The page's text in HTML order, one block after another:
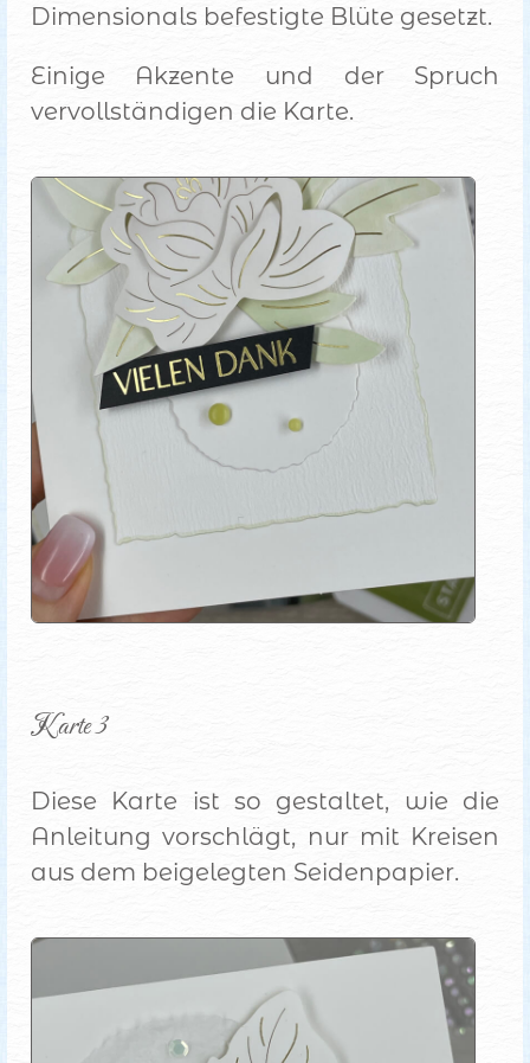
Dimensionals befestigte Blüte gesetzt.
Einige Akzente und der Spruch
vervollständigen die Karte.
Karte 3
Diese Karte ist so gestaltet, wie die
Anleitung vorschlägt, nur mit Kreisen
aus dem beigelegten Seidenpapier.